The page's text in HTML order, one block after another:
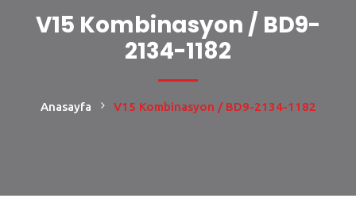
V15 Kombinasyon / BD9-
2134-1182
Anasayfa V15 Kombinasyon / BD9-2134-1182